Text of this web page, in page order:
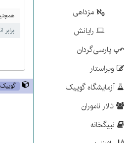
مزداهی
رایانش
پارسی‌گردان
ویراستار
آزمایشگاه گوییک
تالار ناموران
نبیگخانه